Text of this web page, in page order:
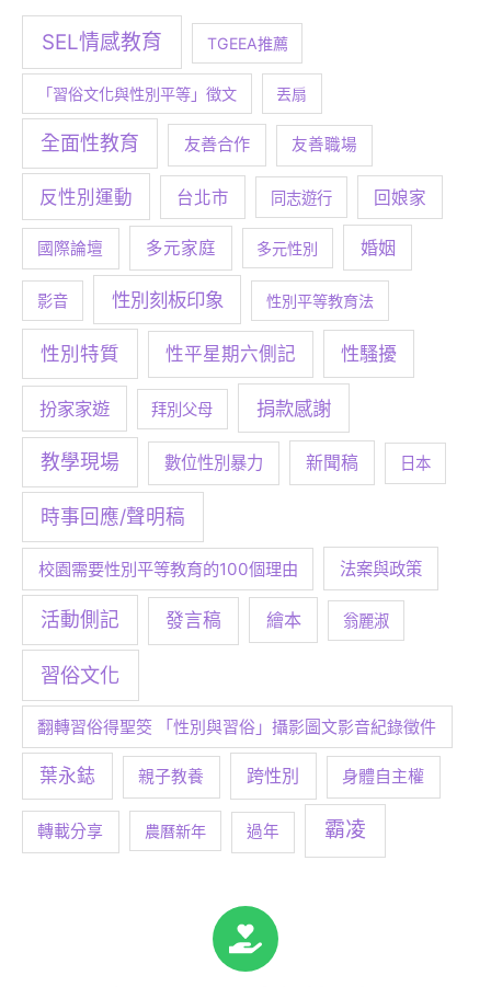
SEL情感教育 TGEEA推薦
「習俗文化與性別平等」徵文 丟扇
全面性教育 友善合作 友善職場
反性別運動 台北市 同志遊行 回娘家
國際論壇 多元家庭 多元性別 婚姻
影音 性別刻板印象 性別平等教育法
性別特質 性平星期六側記 性騷擾
扮家家遊 拜別父母 捐款感謝
教學現場 數位性別暴力 新聞稿 日本
時事回應/聲明稿
校園需要性別平等教育的100個理由 法案與政策
活動側記 發言稿 繪本 翁麗淑
習俗文化
翻轉習俗得聖筊 「性別與習俗」攝影圖文影音紀錄徵件
葉永鋕 親子教養 跨性別 身體自主權
轉載分享 農曆新年 過年 霸凌